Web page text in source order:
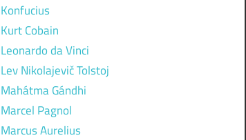
Konfucius
Kurt Cobain
Leonardo da Vinci
Lev Nikolajevič Tolstoj
Mahátma Gándhi
Marcel Pagnol
Marcus Aurelius